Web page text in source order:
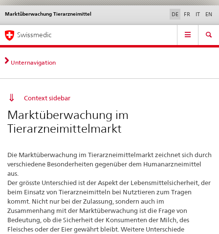
Direktnavigation
News,
Rechtsgrundlagen,
Kontakt
News & Updates Kontakt | Support & Hilfe
Marktüberwachung Tierarzneimittel
Sprachwahl DE FR IT EN
Service
Hauptnavigation
Swissmedic
Unternavigation
Context sidebar
Marktüberwachung im
Tierarzneimittelmarkt
Die Marktüberwachung im Tierarzneimittelmarkt zeichnet sich durch
verschiedene Besonderheiten gegenüber dem Humanarzneimittel
aus.
Der grösste Unterschied ist der Aspekt der Lebensmittelsicherheit, der
beim Einsatz von Tierarzneimitteln bei Nutztieren zum Tragen
kommt. Nicht nur bei der Zulassung, sondern auch im
Zusammenhang mit der Marktüberwachung ist die Frage von
Bedeutung, ob die Sicherheit der Konsumenten der Milch, des
Fleisches oder der Eier gewährt bleibt. Weitere Unterschiede